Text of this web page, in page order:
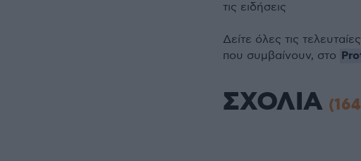
τις ειδήσεις
Δείτε όλες τις τελευταίες
που συμβαίνουν, στο
ΣΧΟΛΙΑ